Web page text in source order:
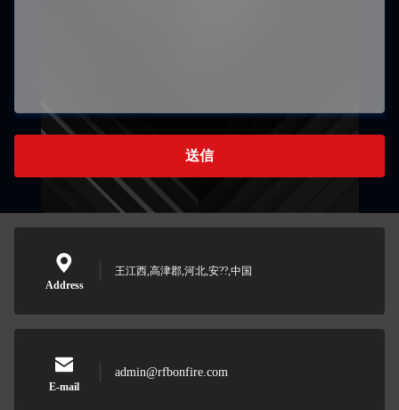
送信
Address
王江西,高津郡,河北,安??,中国
E-mail
admin@rfbonfire.com